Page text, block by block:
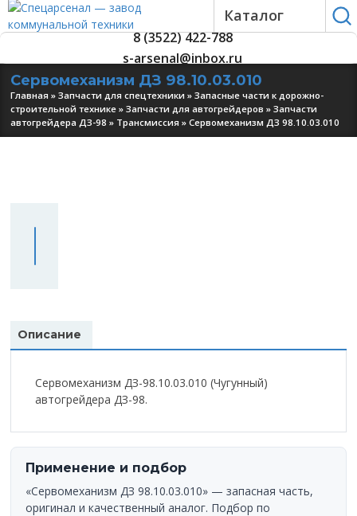
Каталог
8 (3522) 422-788
s-arsenal@inbox.ru
Сервомеханизм ДЗ 98.10.03.010
Главная »Запчасти для спецтехники »Запасные части к дорожно-
строительной технике »Запчасти для автогрейдеров »Запчасти
автогрейдера ДЗ-98 » Трансмиссия »Сервомеханизм ДЗ 98.10.03.010
Описание
Сервомеханизм ДЗ-98.10.03.010 (Чугунный)
автогрейдера ДЗ-98.
Применение и подбор
«Сервомеханизм ДЗ 98.10.03.010» — запасная часть,
оригинал и качественный аналог. Подбор по